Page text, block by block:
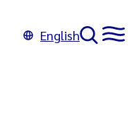
English